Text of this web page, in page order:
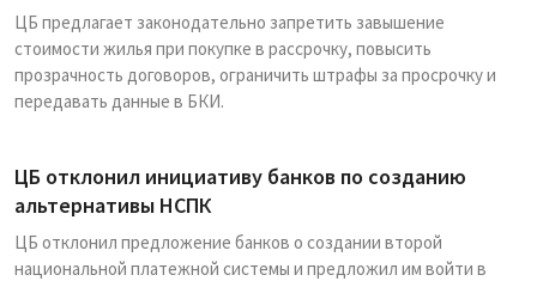
Статьи
Авторы
База знаний
Подписка
ЦБ предлагает законодательно запретить завышение
стоимости жилья при покупке в рассрочку, повысить
прозрачность договоров, ограничить штрафы за просрочку и
передавать данные в БКИ.
ЦБ отклонил инициативу банков по созданию
альтернативы НСПК
ЦБ отклонил предложение банков о создании второй
национальной платежной системы и предложил им войти в